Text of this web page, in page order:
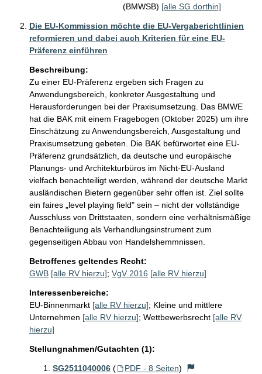
(BMWSB) [alle SG dorthin]
Die EU-Kommission möchte die EU-Vergaberichtlinien
reformieren und dabei auch Kriterien für eine EU-
Präferenz einführen
Beschreibung:
Zu einer EU-Präferenz ergeben sich Fragen zu
Anwendungsbereich, konkreter Ausgestaltung und
Herausforderungen bei der Praxisumsetzung. Das BMWE
hat die BAK mit einem Fragebogen (Oktober 2025) um ihre
Einschätzung zu Anwendungsbereich, Ausgestaltung und
Praxisumsetzung gebeten. Die BAK befürwortet eine EU-
Präferenz grundsätzlich, da deutsche und europäische
Planungs- und Architekturbüros im Nicht-EU-Ausland
vielfach benachteiligt werden, während der deutsche Markt
ausländischen Bietern gegenüber sehr offen ist. Ziel sollte
ein faires „level playing field" sein – nicht der vollständige
Ausschluss von Drittstaaten, sondern eine verhältnismäßige
Benachteiligung als Verhandlungsinstrument zum
gegenseitigen Abbau von Handelshemmnissen.
Betroffenes geltendes Recht:
GWB [alle RV hierzu]; VgV 2016 [alle RV hierzu]
Interessenbereiche:
EU-Binnenmarkt [alle RV hierzu]; Kleine und mittlere
Unternehmen [alle RV hierzu]; Wettbewerbsrecht [alle RV
hierzu]
Stellungnahmen/Gutachten (1):
SG2511040006 ( PDF - 8 Seiten)